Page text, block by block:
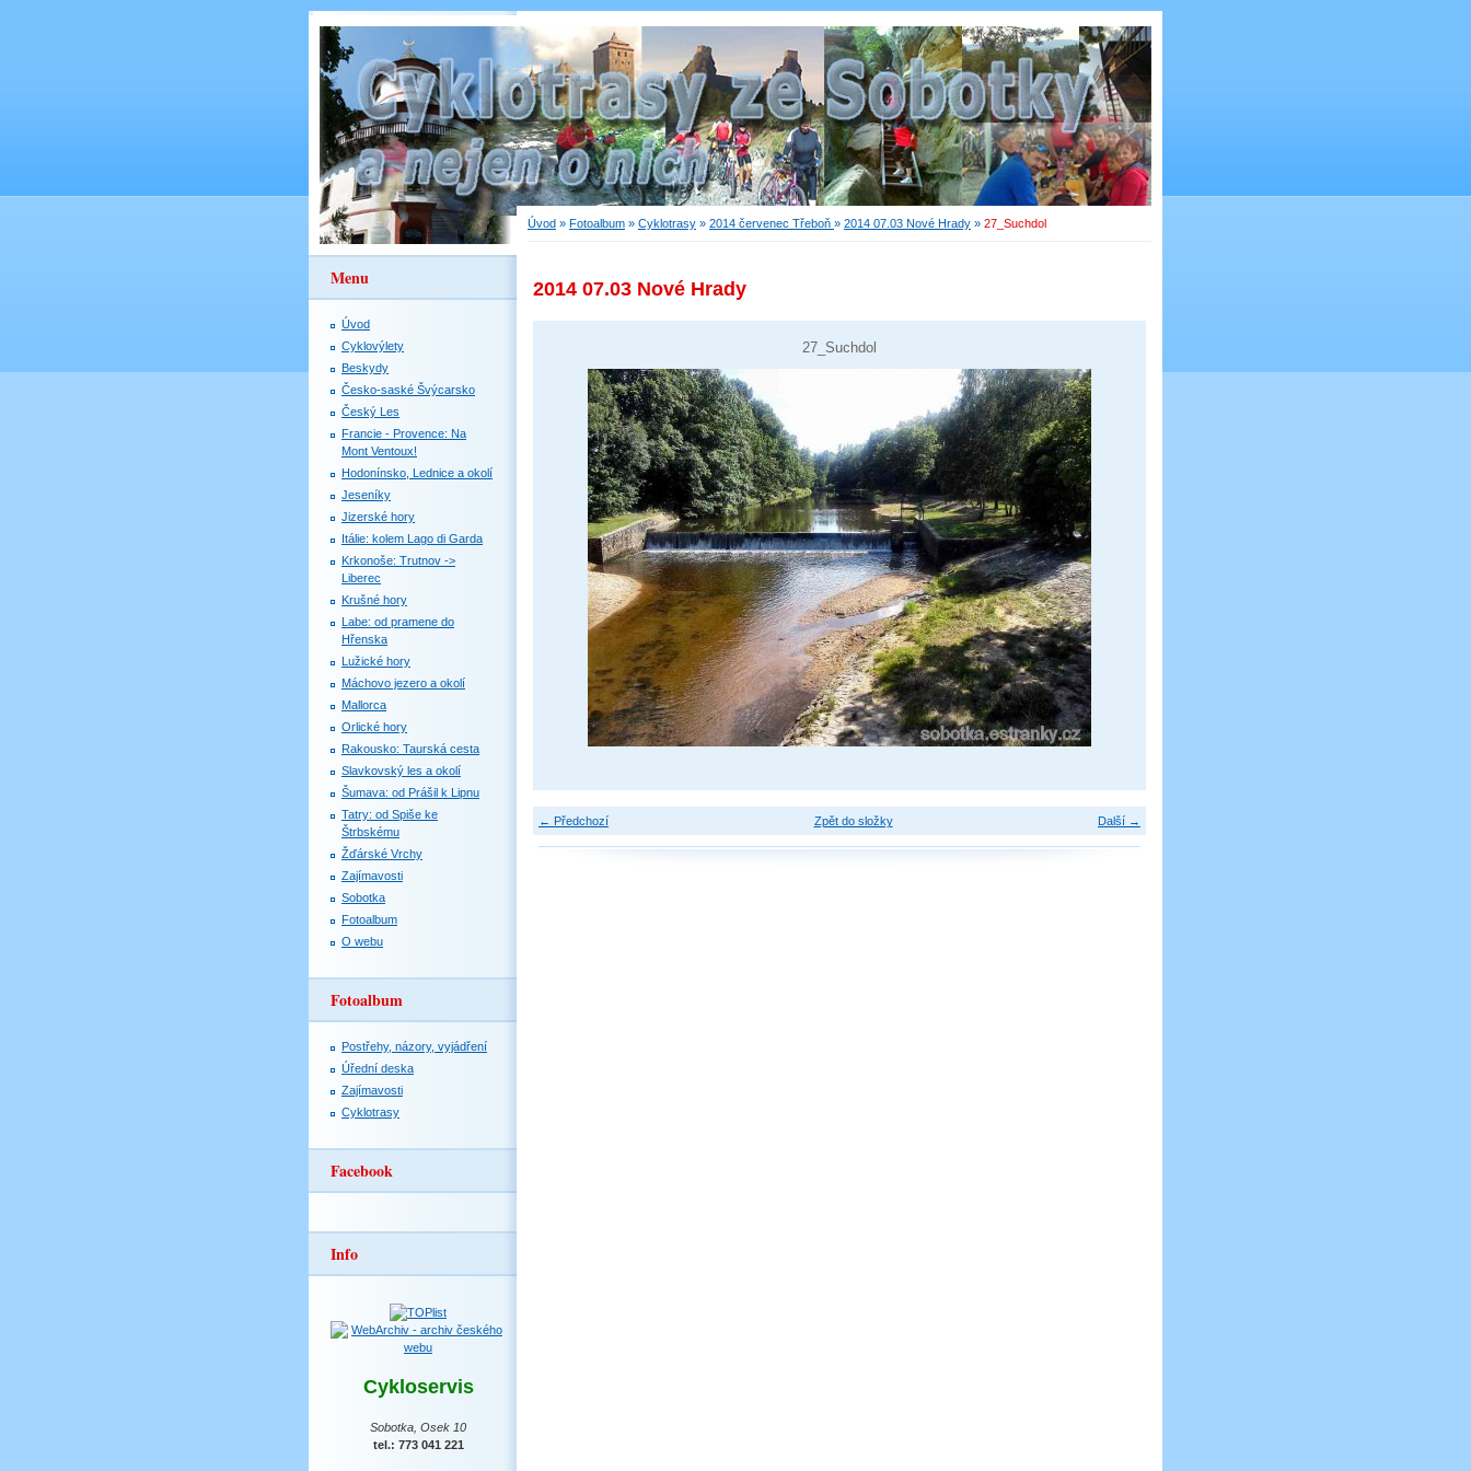
Úvod » Fotoalbum » Cyklotrasy » 2014 červenec Třeboň » 2014 07.03 Nové Hrady » 27_Suchdol
2014 07.03 Nové Hrady
27_Suchdol
← Předchozí Další →
Zpět do složky
Menu
Úvod
Cyklovýlety
Beskydy
Česko-saské Švýcarsko
Český Les
Francie - Provence: Na
Mont Ventoux!
Hodonínsko, Lednice a okolí
Jeseníky
Jizerské hory
Itálie: kolem Lago di Garda
Krkonoše: Trutnov ->
Liberec
Krušné hory
Labe: od pramene do
Hřenska
Lužické hory
Máchovo jezero a okolí
Mallorca
Orlické hory
Rakousko: Taurská cesta
Slavkovský les a okolí
Šumava: od Prášil k Lipnu
Tatry: od Spiše ke
Štrbskému
Žďárské Vrchy
Zajímavosti
Sobotka
Fotoalbum
O webu
Fotoalbum
Postřehy, názory, vyjádření
Úřední deska
Zajímavosti
Cyklotrasy
Facebook
Info
Cykloservis
Sobotka, Osek 10
tel.: 773 041 221